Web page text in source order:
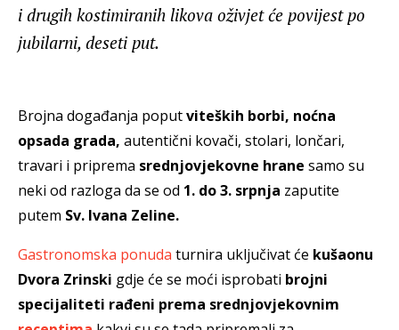
i drugih kostimiranih likova oživjet će povijest po
jubilarni, deseti put.
Brojna događanja poputviteških borbi, noćna
opsada grada, autentični kovači, stolari, lončari,
travari i priprema srednjovjekovne hrane samo su
neki od razloga da se od 1. do 3. srpnja zaputite
putem Sv. Ivana Zeline.
Gastronomska ponuda turnira uključivat će kušaonu
Dvora Zrinski gdje će se moći isprobati brojni
specijaliteti rađeni prema srednjovjekovnim